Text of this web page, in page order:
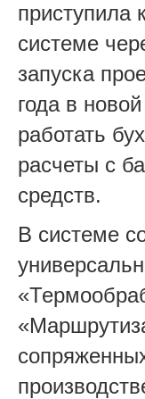
приступила
системе
запуска
года в
работать
расчеты с
средств.
В системе